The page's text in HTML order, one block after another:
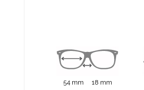
54 mm 18 mm